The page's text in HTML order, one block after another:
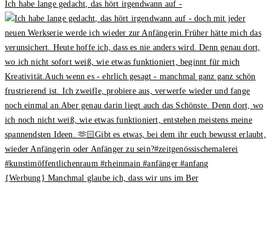
Ich habe lange gedacht, das hört irgendwann auf -
{Werbung} Manchmal glaube ich, dass wir uns im Ber